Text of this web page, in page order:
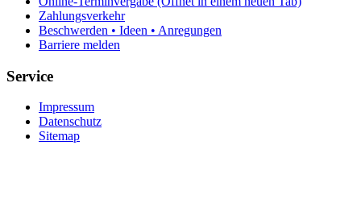
Zahlungsverkehr
Beschwerden • Ideen • Anregungen
Barriere melden
Service
Impressum
Datenschutz
Sitemap